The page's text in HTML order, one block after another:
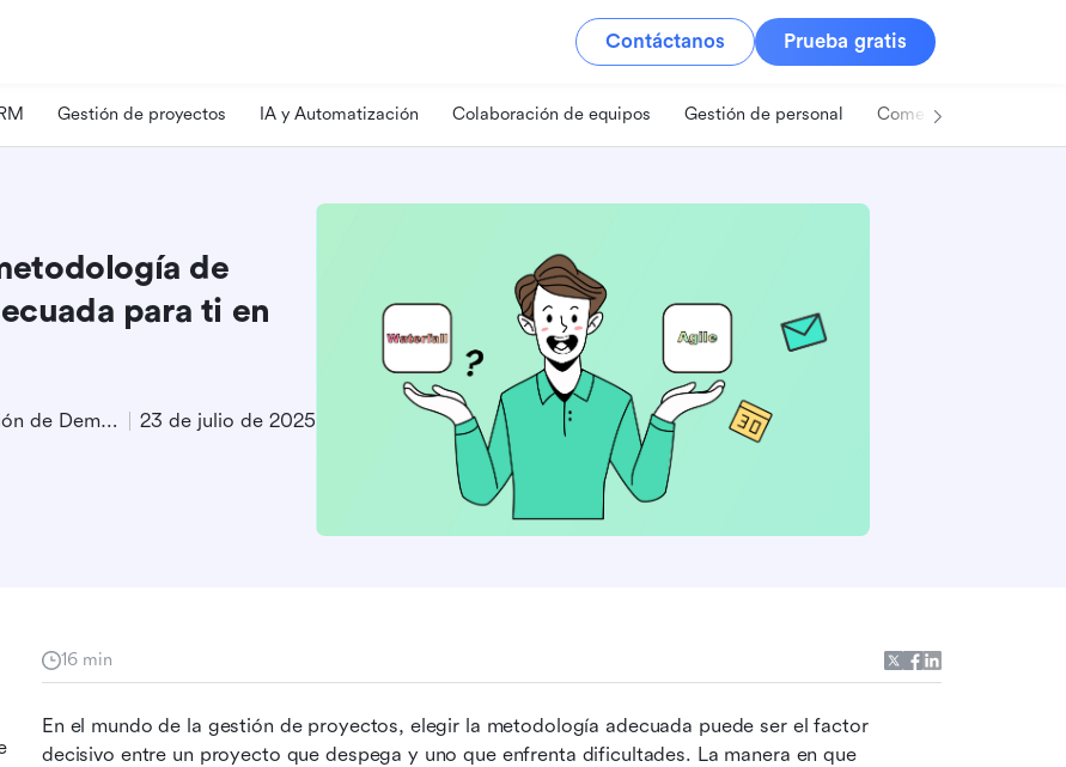
Contáctanos Prueba gratis
Gestión de proyectos IA y Automatización Colaboración de equipos Gestión de personal Comercio minorista
de
para ti en
Especialista en Generación de Demanda de Producto 23 de julio de 2025
16 min
En el mundo de la gestión de proyectos, elegir la metodología adecuada puede ser el factor
decisivo entre un proyecto que despega y uno que enfrenta dificultades. La manera en que